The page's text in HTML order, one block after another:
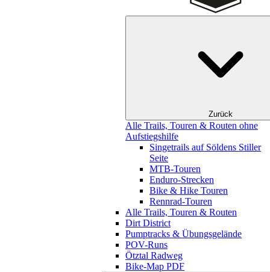
Zurück
Alle Trails, Touren & Routen ohne
Aufstiegshilfe
Singetrails auf Söldens Stiller
Seite
MTB-Touren
Enduro-Strecken
Bike & Hike Touren
Rennrad-Touren
Alle Trails, Touren & Routen
Dirt District
Pumptracks & Übungsgelände
POV-Runs
Ötztal Radweg
Bike-Map PDF